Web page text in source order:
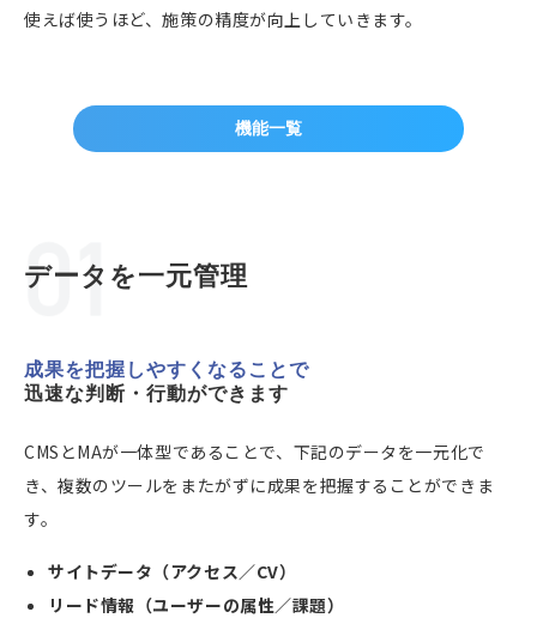
使えば使うほど、施策の精度が向上していきます。
機能一覧
データを一元管理
成果を把握しやすくなることで
迅速な判断・行動ができます
CMSとMAが一体型であることで、下記のデータを一元化で
き、複数のツールをまたがずに成果を把握することができま
す。
サイトデータ（アクセス／CV）
リード情報（ユーザーの属性／課題）